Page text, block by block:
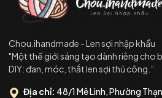
Chou.ihandmade - Len sợi nhập khẩu
"Một thế giới sáng tạo dành riêng cho
DIY: đan, móc, thắt len sợi thủ công.”
Địa chỉ: 48/1 Mê Linh, Phường